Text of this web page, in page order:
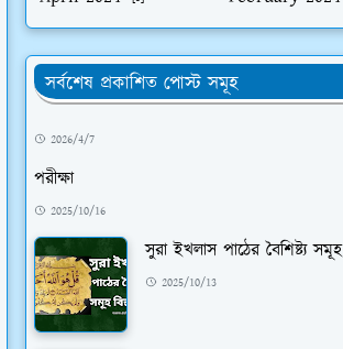
সর্বশেষ প্রকাশিত পোস্ট সমূহ
2026/4/7
পরীক্ষা
2025/10/16
সুরা ইখলাস পাঠের বৈশিষ্ট্য সমূহ
2025/10/13